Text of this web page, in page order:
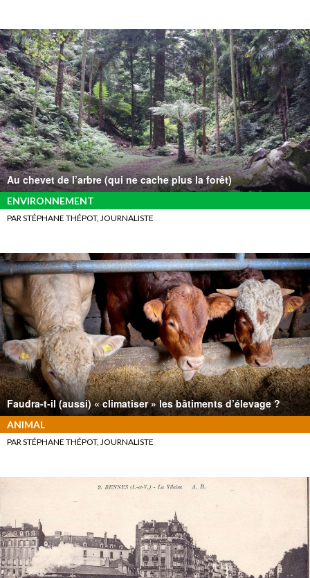
Au chevet de l’arbre (qui ne cache plus la forêt)
ENVIRONNEMENT
PAR STÉPHANE THÉPOT, JOURNALISTE
Faudra-t-il (aussi) « climatiser » les bâtiments d’élevage ?
ANIMAL
PAR STÉPHANE THÉPOT, JOURNALISTE